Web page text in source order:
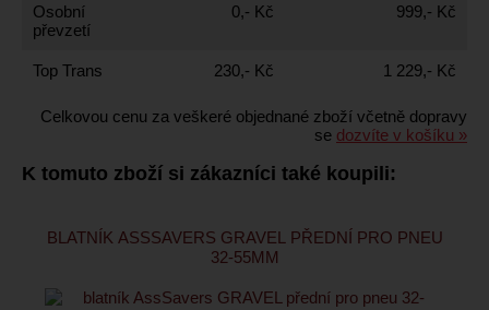
Osobní
převzetí
0,- Kč 999,- Kč
Top Trans 230,- Kč 1 229,- Kč
Celkovou cenu za veškeré objednané zboží včetně dopravy
se dozvíte v košíku »
K tomuto zboží si zákazníci také koupili:
BLATNÍK ASSSAVERS GRAVEL PŘEDNÍ PRO PNEU
32-55MM